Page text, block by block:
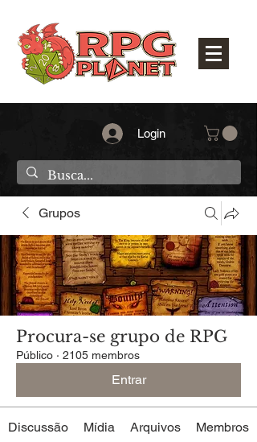
Login
Grupos
Procura-se grupo de RPG
Público · 2105 membros
Entrar
Discussão Mídia Arquivos Membros